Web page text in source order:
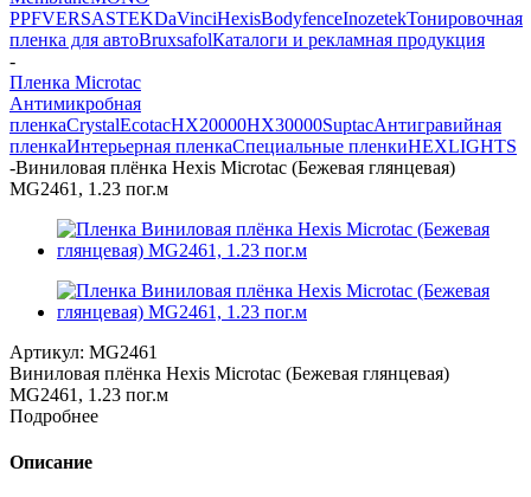
PPFVERSASTEKDaVinciHexisBodyfenceInozetekТонировочная
пленка для автоBruxsafolКаталоги и рекламная продукция
-
Пленка Microtac
Антимикробная
пленкаCrystalEcotacHX20000HX30000SuptacАнтигравийная
пленкаИнтерьерная пленкаСпециальные пленкиHEXLIGHTS
-Виниловая плёнка Hexis Microtac (Бежевая глянцевая)
MG2461, 1.23 пог.м
Артикул: MG2461
Виниловая плёнка Hexis Microtac (Бежевая глянцевая)
MG2461, 1.23 пог.м
Подробнее
Описание